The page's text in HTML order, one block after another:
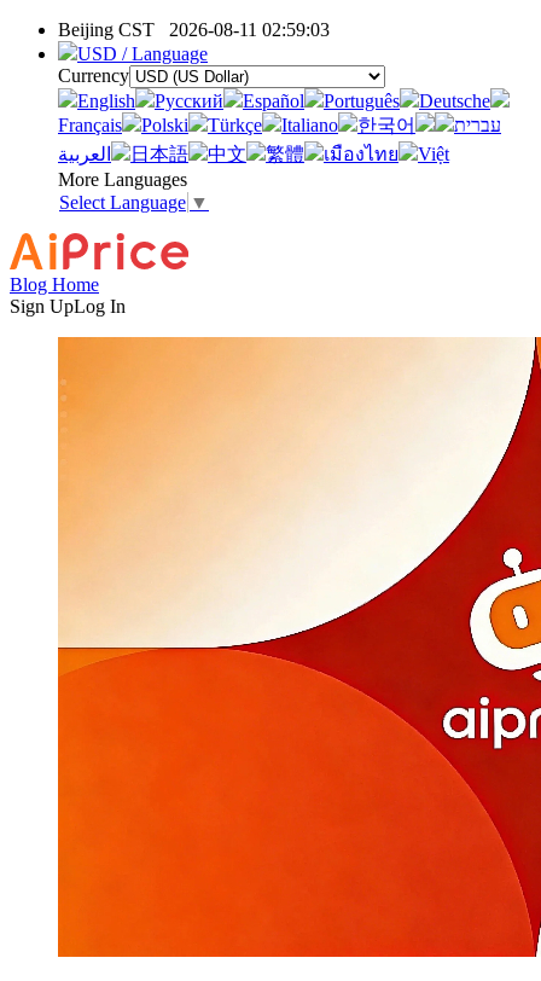
Beijing CST 2026-08-11 02:59:03
USD / Language
Currency
English
Pусский Español Português
Deutsche
Français
Polski Türkçe Italiano 한국어
עברית
العربية
日本語 中文 繁體 เมืองไทย
Việt
More Languages
Select Language ▼
Blog Home
Sign UpLog In